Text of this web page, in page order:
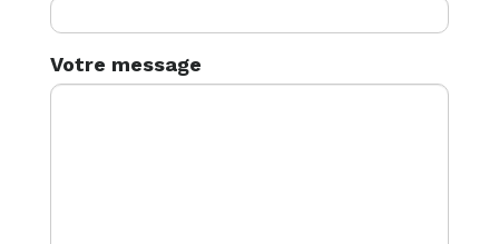
Votre message